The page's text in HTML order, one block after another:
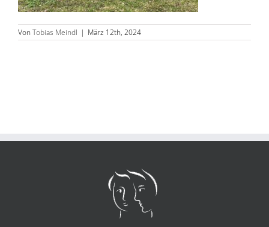
Von Tobias Meindl | März 12th, 2024